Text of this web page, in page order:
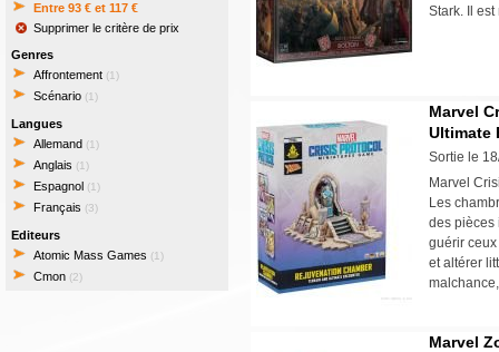
Entre 93 € et 117 €
Supprimer le critère de prix
Genres
Affrontement (1)
Scénario (1)
Langues
Allemand (1)
Anglais (1)
Espagnol (1)
Français (3)
Editeurs
Atomic Mass Games (1)
Cmon (2)
Stark. Il
Marvel
Ultimate
Sortie le
Marvel
Les
des pièces
guérir
et altérer
Marvel